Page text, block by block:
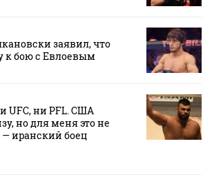
заявил, что
к бою с Евлоевым
UFC, ни PFL. США
но для меня это не
иранский боец